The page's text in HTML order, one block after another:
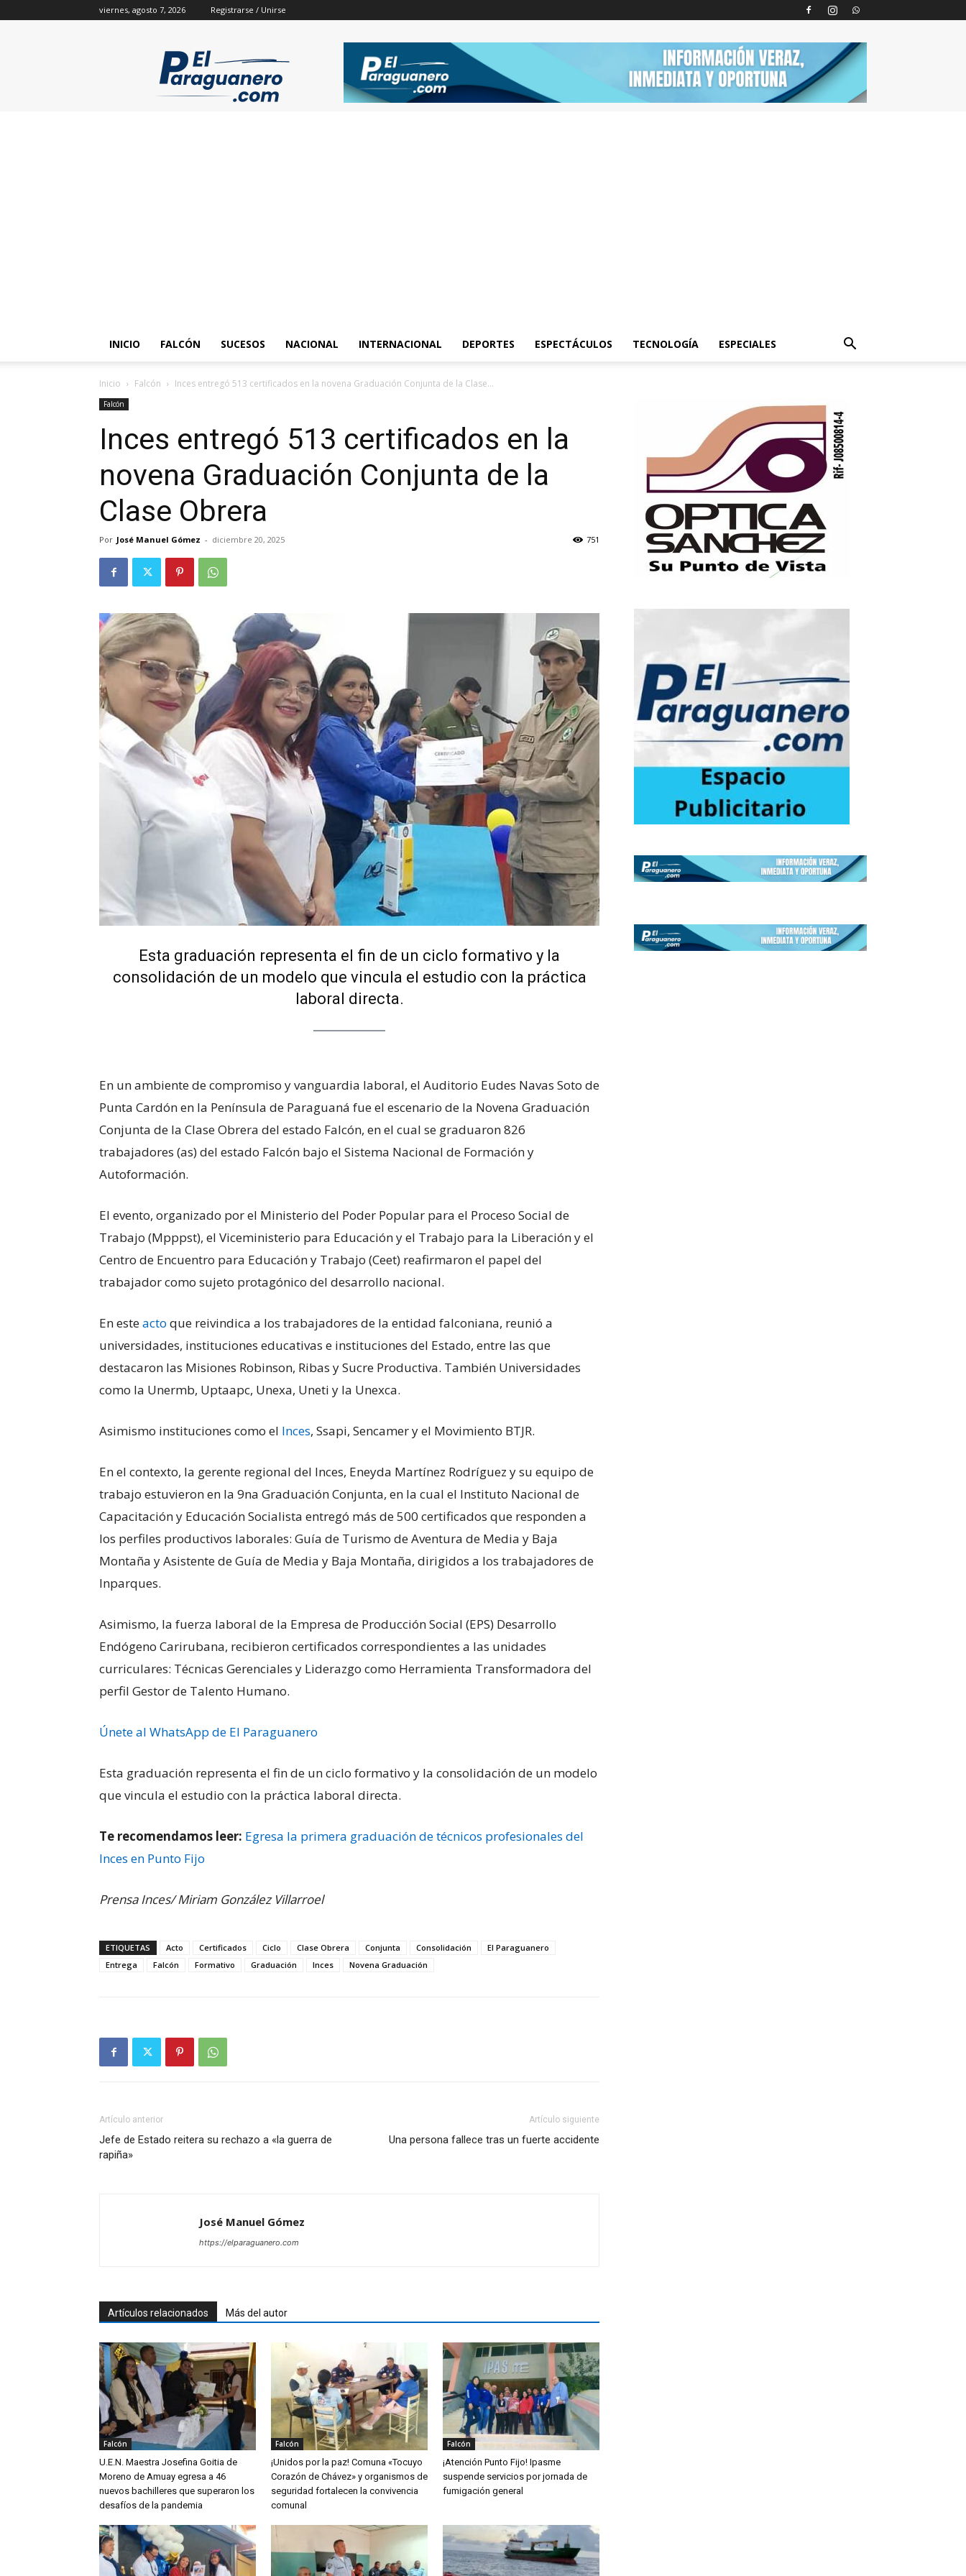
viernes, agosto 7, 2026 Registrarse / Unirse
INICIO FALCÓN SUCESOS NACIONAL INTERNACIONAL DEPORTES ESPECTÁCULOS TECNOLOGÍA ESPECIALES
Inicio Falcón Inces entregó 513 certificados en la novena Graduación Conjunta de la Clase...
Falcón
Inces entregó 513 certificados en la
novena Graduación Conjunta de la
Clase Obrera
Por José Manuel Gómez - diciembre 20, 2025 751
Esta graduación representa el fin de un ciclo formativo y la
consolidación de un modelo que vincula el estudio con la práctica
laboral directa.
En un ambiente de compromiso y vanguardia laboral, el Auditorio Eudes Navas Soto de
Punta Cardón en la Península de Paraguaná fue el escenario de la Novena Graduación
Conjunta de la Clase Obrera del estado Falcón, en el cual se graduaron 826
trabajadores (as) del estado Falcón bajo el Sistema Nacional de Formación y
Autoformación.
El evento, organizado por el Ministerio del Poder Popular para el Proceso Social de
Trabajo (Mpppst), el Viceministerio para Educación y el Trabajo para la Liberación y el
Centro de Encuentro para Educación y Trabajo (Ceet) reafirmaron el papel del
trabajador como sujeto protagónico del desarrollo nacional.
En esteacto que reivindica a los trabajadores de la entidad falconiana, reunió a
universidades, instituciones educativas e instituciones del Estado, entre las que
destacaron las Misiones Robinson, Ribas y Sucre Productiva. También Universidades
como la Unermb, Uptaapc, Unexa, Uneti y la Unexca.
Asimismo instituciones como el Inces, Ssapi, Sencamer y el Movimiento BTJR.
En el contexto, la gerente regional del Inces, Eneyda Martínez Rodríguez y su equipo de
trabajo estuvieron en la 9na Graduación Conjunta, en la cual el Instituto Nacional de
Capacitación y Educación Socialista entregó más de 500 certificados que responden a
los perfiles productivos laborales: Guía de Turismo de Aventura de Media y Baja
Montaña y Asistente de Guía de Media y Baja Montaña, dirigidos a los trabajadores de
Inparques.
Asimismo, la fuerza laboral de la Empresa de Producción Social (EPS) Desarrollo
Endógeno Carirubana, recibieron certificados correspondientes a las unidades
curriculares: Técnicas Gerenciales y Liderazgo como Herramienta Transformadora del
perfil Gestor de Talento Humano.
Únete al WhatsApp de El Paraguanero
Esta graduación representa el fin de un ciclo formativo y la consolidación de un modelo
que vincula el estudio con la práctica laboral directa.
Te recomendamos leer: Egresa la primera graduación de técnicos profesionales del
Inces en Punto Fijo
Prensa Inces/ Miriam González Villarroel
ETIQUETAS Acto Certificados Ciclo Clase Obrera Conjunta Consolidación
El Paraguanero
Entrega
Falcón Formativo Graduación Inces Novena Graduación
Artículo anterior
Jefe de Estado reitera su rechazo a «la guerra de
rapiña»
Artículo siguiente
Una persona fallece tras un fuerte accidente
José Manuel Gómez
https://elparaguanero.com
Artículos relacionados Más del autor
Falcón
U.E.N. Maestra Josefina Goitia de
Moreno de Amuay egresa a 46
nuevos bachilleres que superaron los
desafíos de la pandemia
Falcón
¡Unidos por la paz! Comuna «Tocuyo
Corazón de Chávez» y organismos de
seguridad fortalecen la convivencia
comunal
Falcón
¡Atención Punto Fijo! Ipasme
suspende servicios por jornada de
fumigación general